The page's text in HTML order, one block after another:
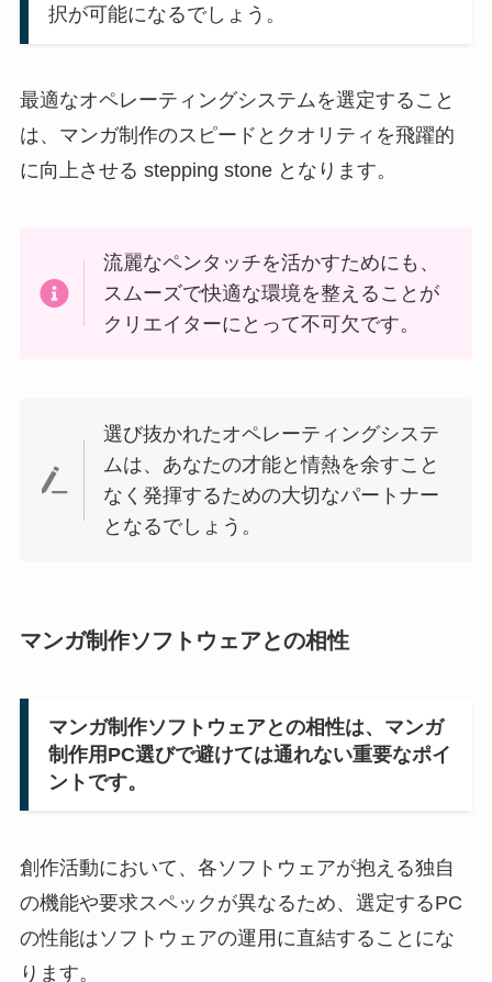
択が可能になるでしょう。
最適なオペレーティングシステムを選定すること
は、マンガ制作のスピードとクオリティを飛躍的
に向上させる stepping stone となります。
流麗なペンタッチを活かすためにも、
スムーズで快適な環境を整えることが
クリエイターにとって不可欠です。
選び抜かれたオペレーティングシステ
ムは、あなたの才能と情熱を余すこと
なく発揮するための大切なパートナー
となるでしょう。
マンガ制作ソフトウェアとの相性
マンガ制作ソフトウェアとの相性は、マンガ
制作用PC選びで避けては通れない重要なポイ
ントです。
創作活動において、各ソフトウェアが抱える独自
の機能や要求スペックが異なるため、選定するPC
の性能はソフトウェアの運用に直結することにな
ります。